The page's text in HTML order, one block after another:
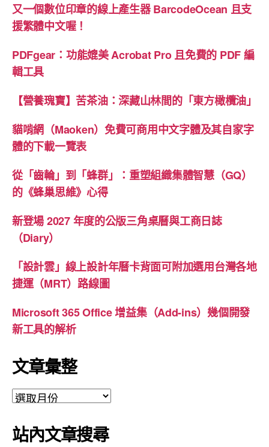
又一個數位印章的線上產生器 BarcodeOcean 且支
援繁體中文喔！
PDFgear：功能媲美 Acrobat Pro 且免費的 PDF 編
輯工具
【營養瑰寶】苦茶油：深藏山林間的「東方橄欖油」
貓啃網（Maoken）免費可商用中文字體及其自家字
體的下載一覽表
從「齒輪」到「蜂群」：重塑組織集體智慧（GQ）
的《蜂巢思維》心得
新登場 2027 年度的公版三角桌曆與工商日誌
（Diary）
「設計雲」線上設計年曆卡背面可附加選用台灣各地
捷運（MRT）路線圖
Microsoft 365 Office 增益集（Add-ins）幾個開發
新工具的解析
文章彙整
文
彙
整
站內文章搜尋